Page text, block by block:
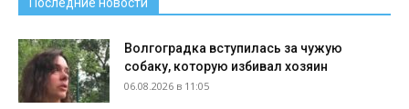
Волгоградка вступилась за чужую
собаку, которую избивал хозяин
06.08.2026 в 11:05